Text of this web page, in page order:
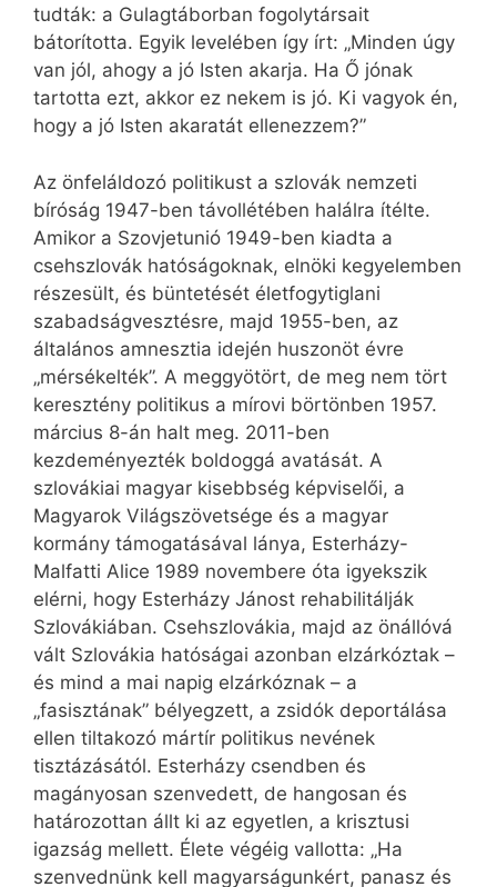
tudták: a Gulagtáborban fogolytársait
bátorította. Egyik levelében így írt: „Minden úgy
van jól, ahogy a jó Isten akarja. Ha Ő jónak
tartotta ezt, akkor ez nekem is jó. Ki vagyok én,
hogy a jó Isten akaratát ellenezzem?”
Az önfeláldozó politikust a szlovák nemzeti
bíróság 1947-ben távollétében halálra ítélte.
Amikor a Szovjetunió 1949-ben kiadta a
csehszlovák hatóságoknak, elnöki kegyelemben
részesült, és büntetését életfogytiglani
szabadságvesztésre, majd 1955-ben, az
általános amnesztia idején huszonöt évre
„mérsékelték”. A meggyötört, de meg nem tört
keresztény politikus a mírovi börtönben 1957.
március 8-án halt meg. 2011-ben
kezdeményezték boldoggá avatását. A
szlovákiai magyar kisebbség képviselői, a
Magyarok Világszövetsége és a magyar
kormány támogatásával lánya, Esterházy-
Malfatti Alice 1989 novembere óta igyekszik
elérni, hogy Esterházy Jánost rehabilitálják
Szlovákiában. Csehszlovákia, majd az önállóvá
vált Szlovákia hatóságai azonban elzárkóztak –
és mind a mai napig elzárkóznak – a
„fasisztának” bélyegzett, a zsidók deportálása
ellen tiltakozó mártír politikus nevének
tisztázásától. Esterházy csendben és
magányosan szenvedett, de hangosan és
határozottan állt ki az egyetlen, a krisztusi
igazság mellett. Élete végéig vallotta: „Ha
szenvednünk kell magyarságunkért, panasz és